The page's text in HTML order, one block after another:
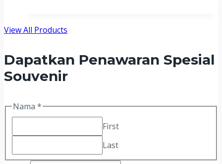
View All Products
Dapatkan Penawaran Spesial
Souvenir
Nama *
First
Last